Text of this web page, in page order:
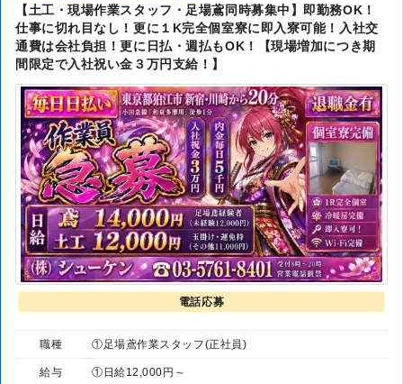
【土工・現場作業スタッフ・足場鳶同時募集中】即勤務OK！
仕事に切れ目なし！更に１K完全個室寮に即入寮可能！入社交
通費は会社負担！更に日払・週払もOK！【現場増加につき期
間限定で入社祝い金３万円支給！】
電話応募
職種 ①足場鳶作業スタッフ(正社員)
給与 ①日給12,000円～